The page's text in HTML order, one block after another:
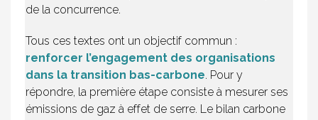
de la concurrence.
Tous ces textes ont un objectif commun :
renforcer l’engagement des organisations
dans la transition bas-carbone. Pour y
répondre, la première étape consiste à mesurer ses
émissions de gaz à effet de serre. Le bilan carbone